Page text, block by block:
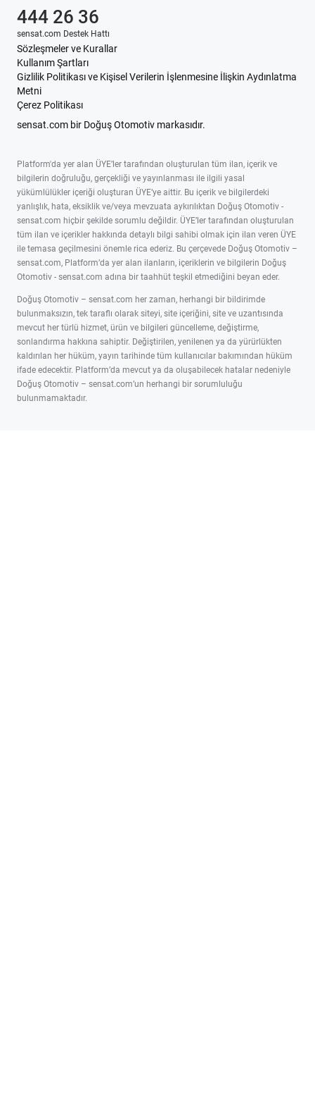
Sözleşmeler ve Kurallar
Kullanım Şartları
Gizlilik Politikası ve Kişisel Verilerin İşlenmesine İlişkin Aydınlatma
Metni
Çerez Politikası
sensat.com bir Doğuş Otomotiv markasıdır.
444 26 36
sensat.com Destek Hattı
Platform'da yer alan ÜYE’ler tarafından oluşturulan tüm ilan, içerik ve
bilgilerin doğruluğu, gerçekliği ve yayınlanması ile ilgili yasal
yükümlülükler içeriği oluşturan ÜYE’ye aittir. Bu içerik ve bilgilerdeki
yanlışlık, hata, eksiklik ve/veya mevzuata aykırılıktan Doğuş Otomotiv -
sensat.com hiçbir şekilde sorumlu değildir. ÜYE’ler tarafından oluşturulan
tüm ilan ve içerikler hakkında detaylı bilgi sahibi olmak için ilan veren ÜYE
ile temasa geçilmesini önemle rica ederiz. Bu çerçevede Doğuş Otomotiv –
sensat.com, Platform’da yer alan ilanların, içeriklerin ve bilgilerin Doğuş
Otomotiv - sensat.com adına bir taahhüt teşkil etmediğini beyan eder.
Doğuş Otomotiv – sensat.com her zaman, herhangi bir bildirimde
bulunmaksızın, tek taraflı olarak siteyi, site içeriğini, site ve uzantısında
mevcut her türlü hizmet, ürün ve bilgileri güncelleme, değiştirme,
sonlandırma hakkına sahiptir. Değiştirilen, yenilenen ya da yürürlükten
kaldırılan her hüküm, yayın tarihinde tüm kullanıcılar bakımından hüküm
ifade edecektir. Platform’da mevcut ya da oluşabilecek hatalar nedeniyle
Doğuş Otomotiv – sensat.com’un herhangi bir sorumluluğu
bulunmamaktadır.